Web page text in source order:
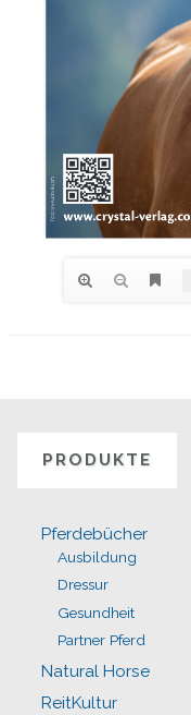
PRODUKTE
Pferdebücher
Ausbildung
Dressur
Gesundheit
Partner Pferd
Natural Horse
ReitKultur